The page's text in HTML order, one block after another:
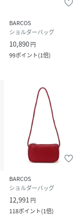
BARCOS
ショルダーバッグ
10,890円
99ポイント(1倍)
BARCOS
ショルダーバッグ
12,991円
118ポイント(1倍)